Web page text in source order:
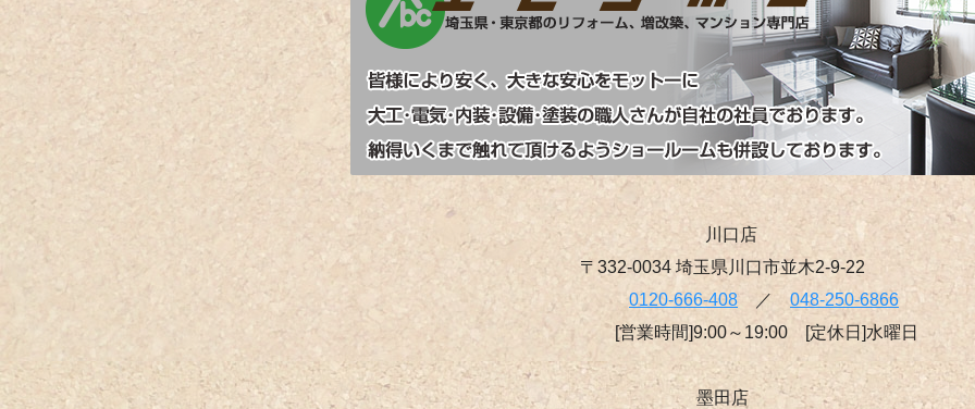
川口店
〒332-0034 埼玉県川口市並木2-9-22
0120-666-408 ／048-250-6866
[営業時間]9:00～19:00 [定休日]水曜日
墨田店